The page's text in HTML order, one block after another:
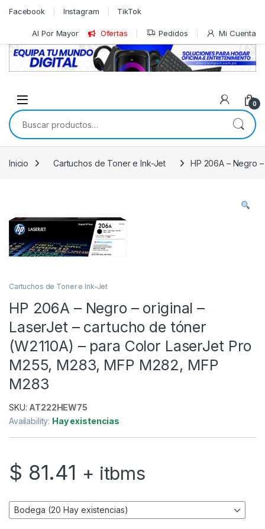
Skip to navigation
Skip to content
Facebook Instagram TikTok
Al Por Mayor Ofertas Pedidos Mi Cuenta
0
Buscar por:
Inicio Cartuchos de Toner e Ink-Jet HP 206A – Negro
Cartuchos de Toner e Ink-Jet
HP 206A – Negro – original –
LaserJet – cartucho de tóner
(W2110A) – para Color LaserJet Pro
M255, M283, MFP M282, MFP
M283
SKU: AT222HEW75
Availability: Hay existencias
$ 81.41 + itbms